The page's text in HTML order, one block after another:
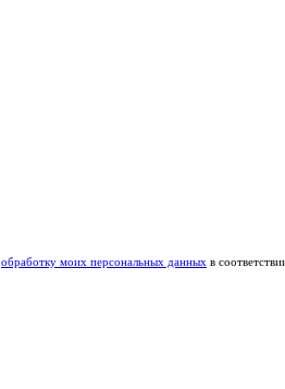
обработку моих персональных данных в